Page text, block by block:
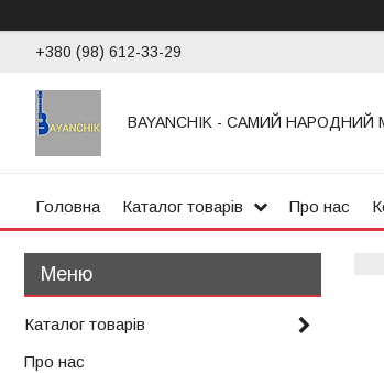
+380 (98) 612-33-29
BAYANCHIK - САМИЙ
Головна Каталог товарів Про нас
Каталог товарів
Про нас